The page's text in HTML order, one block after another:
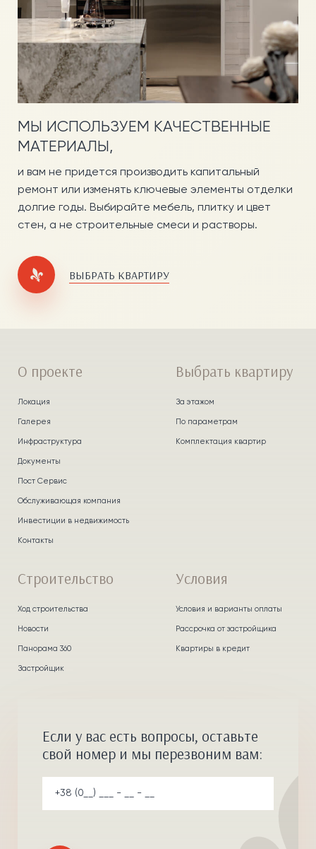
МЫ ИСПОЛЬЗУЕМ КАЧЕСТВЕННЫЕ
МАТЕРИАЛЫ,
и вам не придется производить капитальный
ремонт или изменять ключевые элементы отделки
долгие годы. Выбирайте мебель, плитку и цвет
стен, а не строительные смеси и растворы.
ВЫБРАТЬ КВАРТИРУ
О проекте
Локация
Галерея
Инфраструктура
Документы
Пост Сервис
Обслуживающая компания
Инвестиции в недвижимость
Контакты
Выбрать квартиру
За этажом
По параметрам
Комплектация квартир
Строительство
Ход строительства
Новости
Панорама 360
Застройщик
Условия
Условия и варианты оплаты
Рассрочка от застройщика
Квартиры в кредит
Если у вас есть вопросы, оставьте
свой номер и мы перезвоним вам: